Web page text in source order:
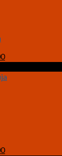
Current
price
is:
Current